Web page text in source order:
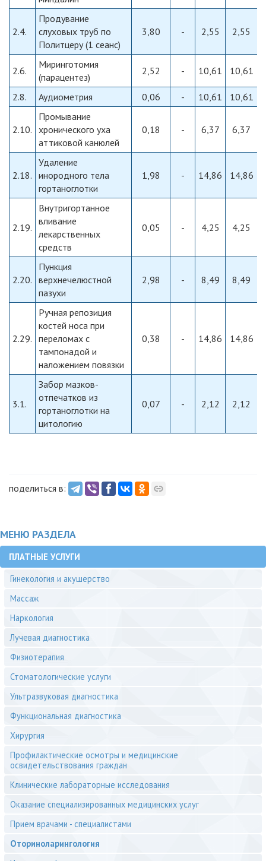
2.4.
Продувание
слуховых труб по
Политцеру (1 сеанс)
3,80 - 2,55 2,55
2.6.
Миринготомия
(парацентез)
2,52 - 10,61 10,61
2.8. Аудиометрия 0,06 - 10,61 10,61
2.10.
Промывание
хронического уха
аттиковой канюлей
0,18 - 6,37 6,37
2.18.
Удаление
инородного тела
гортаноглотки
1,98 - 14,86 14,86
2.19.
Внутригортанное
вливание
лекарственных
средств
0,05 - 4,25 4,25
2.20.
Пункция
верхнечелюстной
пазухи
2,98 - 8,49 8,49
2.29.
Ручная репозиция
костей носа при
переломах с
тампонадой и
наложением повязки
0,38 - 14,86 14,86
3.1.
Забор мазков-
отпечатков из
гортаноглотки на
цитологию
0,07 - 2,12 2,12
поделиться в:
МЕНЮ РАЗДЕЛА
ПЛАТНЫЕ УСЛУГИ
Гинекология и акушерство
Массаж
Наркология
Лучевая диагностика
Физиотерапия
Стоматологические услуги
Ультразвуковая диагностика
Функциональная диагностика
Хирургия
Профилактические осмотры и медицинские
освидетельствования граждан
Клинические лабораторные исследования
Оказание специализированных медицинских услуг
Прием врачами - специалистами
Оториноларингология